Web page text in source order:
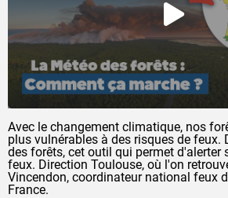
Avec le changement climatique, nos
plus vulnérables à des risques de feux.
des forêts, cet outil qui permet d'alerter
feux. Direction Toulouse, où l'on
Vincendon, coordinateur national feux
France.